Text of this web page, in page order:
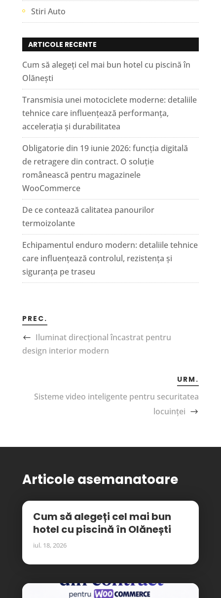
Stiri Auto
ARTICOLE RECENTE
Cum să alegeți cel mai bun hotel cu piscină în
Olănești
Transmisia unei motociclete moderne: detaliile
tehnice care influențează performanța,
accelerația și durabilitatea
Obligatorie din 19 iunie 2026: funcția digitală
de retragere din contract. O soluție
românească pentru magazinele
WooCommerce
De ce contează calitatea panourilor
termoizolante
Echipamentul enduro modern: detaliile tehnice
care influențează controlul, rezistența și
siguranța pe traseu
PREC.
Iluminat direcțional încastrat pentru
design interior modern
URM.
Sisteme video inteligente pentru securitatea
locuinței
Articole asemanatoare
Cum să alegeți cel mai bun
hotel cu piscină în Olănești
iul. 18, 2026